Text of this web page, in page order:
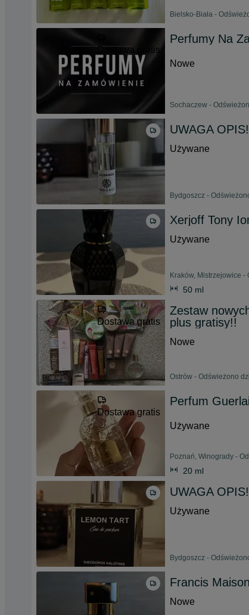
Bielsko-Biała -
Dostawa gratis
Perfumy Na
Nowe
Sochaczew -
UWAGA
Używane
Bydgoszcz -
Xerjoff Tony
Używane
Kraków, Mistrzejowice
50 ml
Dostawa gratis
Zestaw
plus gratisy!!
Nowe
Ostrów - Odświeżono
Dostawa gratis
Perfum
Używane
Poznań, Winogrady -
20 ml
UWAGA
Używane
Bydgoszcz -
Francis
Nowe